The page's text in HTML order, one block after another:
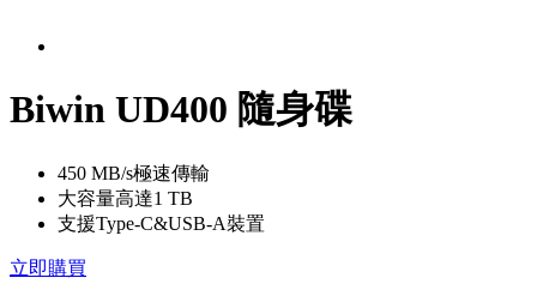
Biwin UD400 隨身碟
450 MB/s極速傳輸
大容量高達1 TB
支援Type-C&USB-A裝置
立即購買